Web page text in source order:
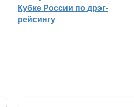
Кубке России по дрэг-
рейсингу